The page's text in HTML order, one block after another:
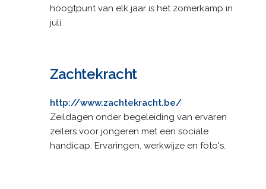
hoogtpunt van elk jaar is het zomerkamp in
juli.
Zachtekracht
http://www.zachtekracht.be/
Zeildagen onder begeleiding van ervaren
zeilers voor jongeren met een sociale
handicap. Ervaringen, werkwijze en foto's.